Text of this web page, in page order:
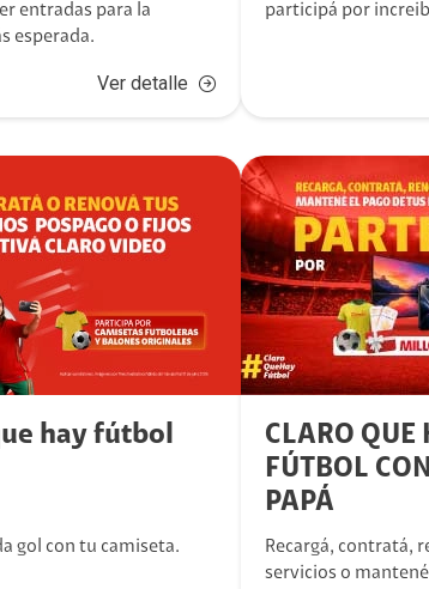
entradas para la
esperada.
Ver detalle
participá por
hay fútbol
gol con tu camiseta.
CLARO QUE
FÚTBOL
PAPÁ
Recargá, contratá,
servicios o